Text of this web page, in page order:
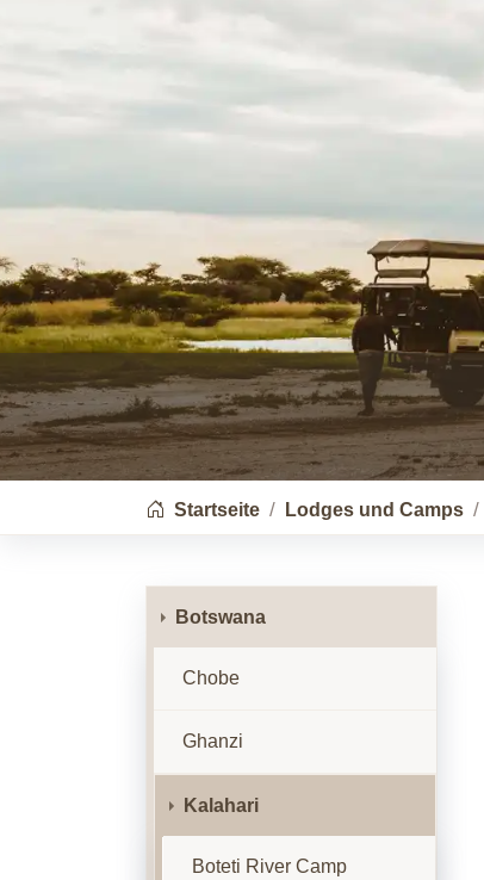
You are here:
Startseite Lodges und Camps
Botswana
Chobe
Ghanzi
Kalahari
Boteti River Camp